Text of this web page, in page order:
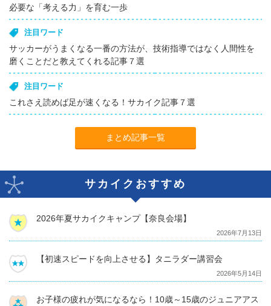
必要な「考える力」を育む一歩
注目ワード
サッカーがうまくなる一番の方法が、技術指導ではなく人間性を
磨くことだと教えてくれる記事７選
注目ワード
これさえ読めば足が速くなる！サカイク記事７選
まとめ記事一覧
サカイクおすすめ
2026年夏サカイクキャンプ【奈良会場】
2026年7月13日
【初速スピードを向上させる】タニラダー講習会
2026年5月14日
お子様の疲れが気になるなら！10歳～15歳のジュニアアス